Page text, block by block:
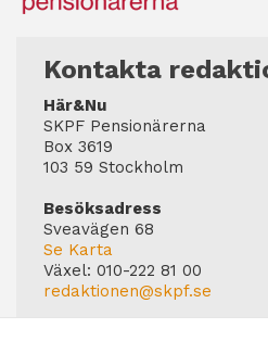
Kontakta
Här&Nu
SKPF Pensionärerna
Box 3619
103 59 Stockholm
Besöksadress
Sveavägen 68
Se Karta
Växel: 010-222 81 00
redaktionen@skpf.se